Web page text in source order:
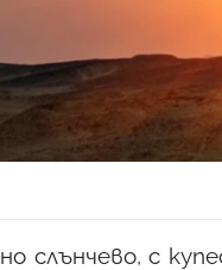
слънчево, с